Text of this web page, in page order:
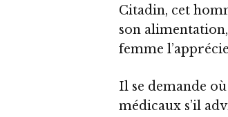
Citadin, cet
son alimentation,
femme
Il se demande
médicaux s’il